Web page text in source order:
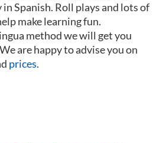
Spanish. Roll plays and lots of
make learning fun.
method we will get you
are happy to advise you on
prices.